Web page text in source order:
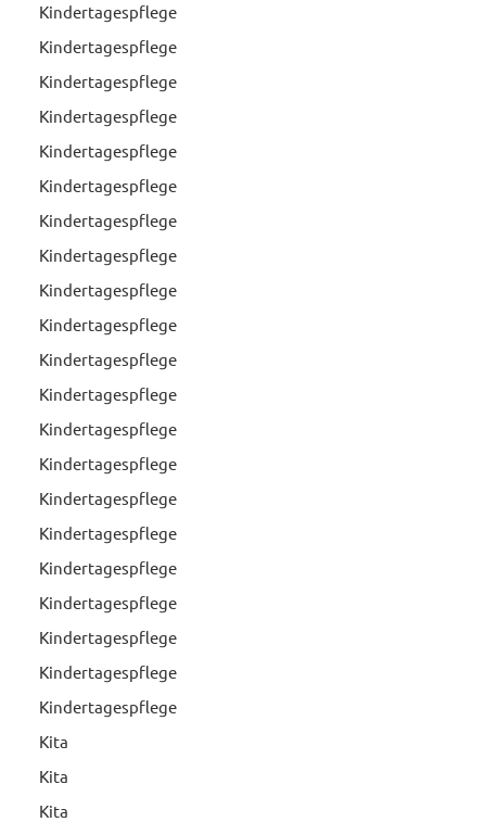
Kindertagespflege
Kindertagespflege
Kindertagespflege
Kindertagespflege
Kindertagespflege
Kindertagespflege
Kindertagespflege
Kindertagespflege
Kindertagespflege
Kindertagespflege
Kindertagespflege
Kindertagespflege
Kindertagespflege
Kindertagespflege
Kindertagespflege
Kindertagespflege
Kindertagespflege
Kindertagespflege
Kindertagespflege
Kindertagespflege
Kindertagespflege
Kita
Kita
Kita